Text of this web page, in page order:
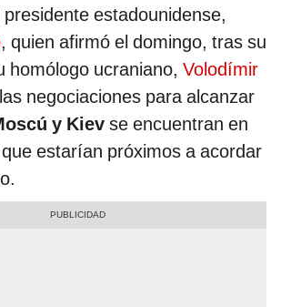
estadounidense,
, quien afirmó el domingo, tras su
homólogo ucraniano, Volodímir
negociaciones para alcanzar
y Kiev se encuentran en
estarían próximos a acordar